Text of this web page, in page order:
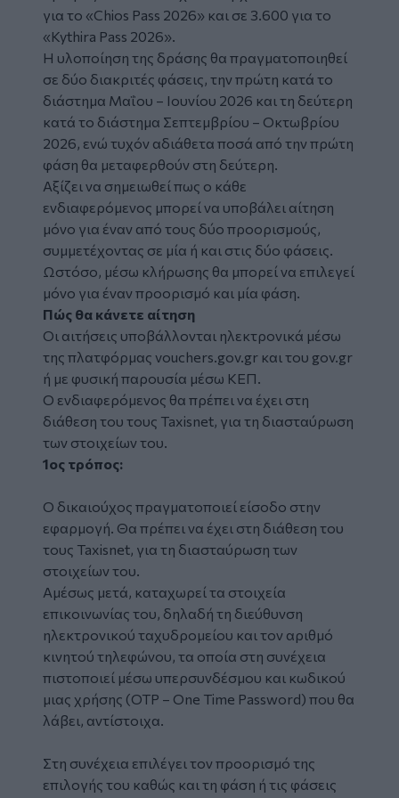
για το «Chios Pass 2026» και σε 3.600 για το
«Kythira Pass 2026».
Η υλοποίηση της δράσης θα πραγματοποιηθεί
σε δύο διακριτές φάσεις, την πρώτη κατά το
διάστημα Μαΐου – Ιουνίου 2026 και τη δεύτερη
κατά το διάστημα Σεπτεμβρίου – Οκτωβρίου
2026, ενώ τυχόν αδιάθετα ποσά από την πρώτη
φάση θα μεταφερθούν στη δεύτερη.
Αξίζει να σημειωθεί πως ο κάθε
ενδιαφερόμενος μπορεί να υποβάλει αίτηση
μόνο για έναν από τους δύο προορισμούς,
συμμετέχοντας σε μία ή και στις δύο φάσεις.
Ωστόσο, μέσω κλήρωσης θα μπορεί να επιλεγεί
μόνο για έναν προορισμό και μία φάση.
Πώς θα κάνετε αίτηση
Οι αιτήσεις υποβάλλονται ηλεκτρονικά μέσω
της πλατφόρμας vouchers.gov.gr και του gov.gr
ή με φυσική παρουσία μέσω ΚΕΠ.
Ο ενδιαφερόμενος θα πρέπει να έχει στη
διάθεση του τους Taxisnet, για τη διασταύρωση
των στοιχείων του.
1ος τρόπος:
Ο δικαιούχος πραγματοποιεί είσοδο στην
εφαρμογή. Θα πρέπει να έχει στη διάθεση του
τους Taxisnet, για τη διασταύρωση των
στοιχείων του.
Αμέσως μετά, καταχωρεί τα στοιχεία
επικοινωνίας του, δηλαδή τη διεύθυνση
ηλεκτρονικού ταχυδρομείου και τον αριθμό
κινητού τηλεφώνου, τα οποία στη συνέχεια
πιστοποιεί μέσω υπερσυνδέσμου και κωδικού
μιας χρήσης (OTP – One Time Password) που θα
λάβει, αντίστοιχα.
Στη συνέχεια επιλέγει τον προορισμό της
επιλογής του καθώς και τη φάση ή τις φάσεις